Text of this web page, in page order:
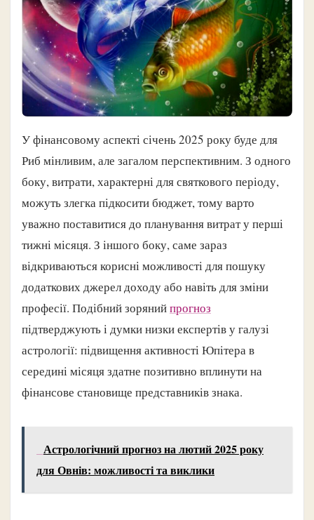
У фінансовому аспекті січень 2025 року буде для
Риб мінливим, але загалом перспективним. З одного
боку, витрати, характерні для святкового періоду,
можуть злегка підкосити бюджет, тому варто
уважно поставитися до планування витрат у перші
тижні місяця. З іншого боку, саме зараз
відкриваються корисні можливості для пошуку
додаткових джерел доходу або навіть для зміни
професії. Подібний зорянийпрогноз
підтверджують і думки низки експертів у галузі
астрології: підвищення активності Юпітера в
середині місяця здатне позитивно вплинути на
фінансове становище представників знака.
Астрологічний прогноз на лютий 2025 року
для Овнів: можливості та виклики